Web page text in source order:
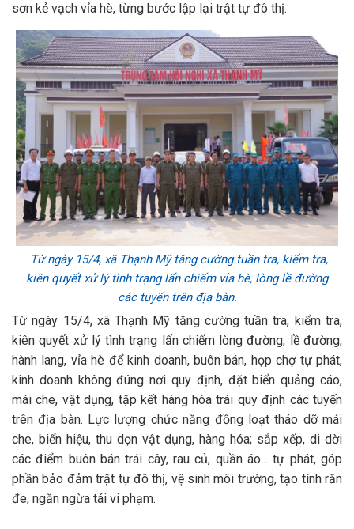
sơn kẻ vạch vỉa hè, từng bước lập lại trật tự đô thị.
Từ ngày 15/4, xã Thạnh Mỹ tăng cường tuần tra, kiểm tra,
kiên quyết xử lý tình trạng lấn chiếm vỉa hè, lòng lề đường
các tuyến trên địa bàn.
Từ ngày 15/4, xã Thạnh Mỹ tăng cường tuần tra, kiểm tra,
kiên quyết xử lý tình trạng lấn chiếm lòng đường, lề đường,
hành lang, vỉa hè để kinh doanh, buôn bán, họp chợ tự phát,
kinh doanh không đúng nơi quy định, đặt biển quảng cáo,
mái che, vật dụng, tập kết hàng hóa trái quy định các tuyến
trên địa bàn. Lực lượng chức năng đồng loạt tháo dỡ mái
che, biển hiệu, thu dọn vật dụng, hàng hóa; sắp xếp, di dời
các điểm buôn bán trái cây, rau củ, quần áo... tự phát, góp
phần bảo đảm trật tự đô thị, vệ sinh môi trường, tạo tính răn
đe, ngăn ngừa tái vi phạm.